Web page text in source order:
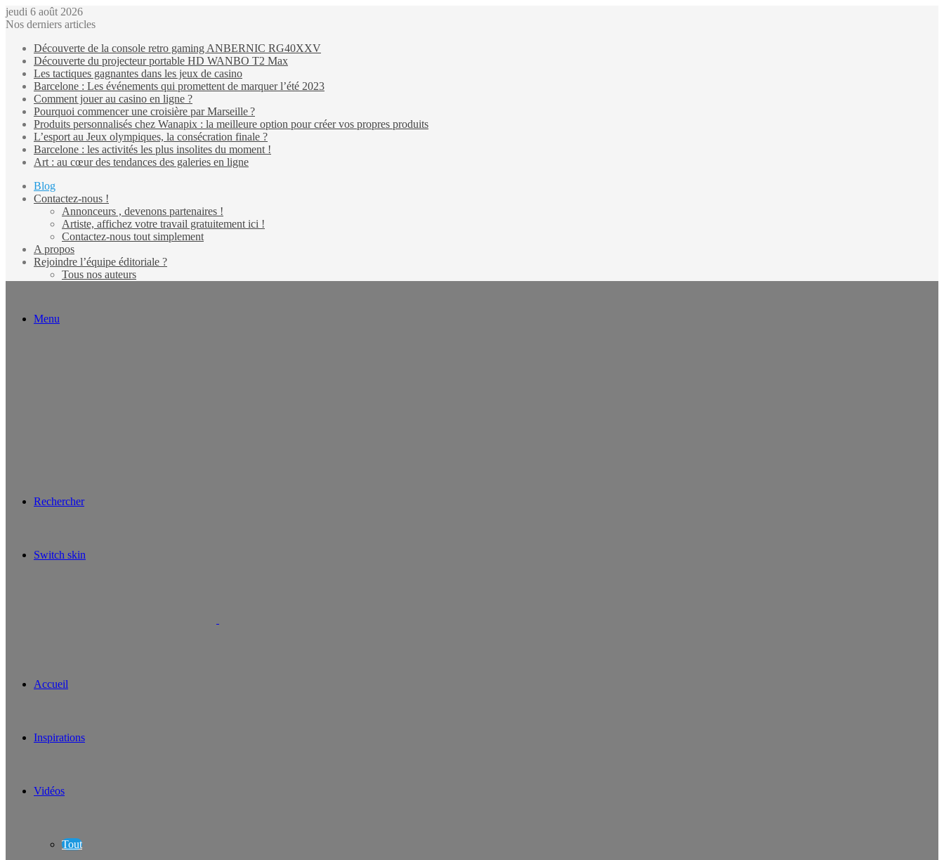
jeudi 6 août 2026
Nos derniers articles
Découverte de la console retro gaming ANBERNIC RG40XXV
Découverte du projecteur portable HD WANBO T2 Max
Les tactiques gagnantes dans les jeux de casino
Barcelone : Les événements qui promettent de marquer l’été 2023
Comment jouer au casino en ligne ?
Pourquoi commencer une croisière par Marseille ?
Produits personnalisés chez Wanapix : la meilleure option pour créer vos propres produits
L’esport au Jeux olympiques, la consécration finale ?
Barcelone : les activités les plus insolites du moment !
Art : au cœur des tendances des galeries en ligne
Blog
Contactez-nous !
Annonceurs , devenons partenaires !
Artiste, affichez votre travail gratuitement ici !
Contactez-nous tout simplement
A propos
Rejoindre l’équipe éditoriale ?
Tous nos auteurs
Menu
Rechercher
Switch skin
Accueil
Inspirations
Vidéos
Tout